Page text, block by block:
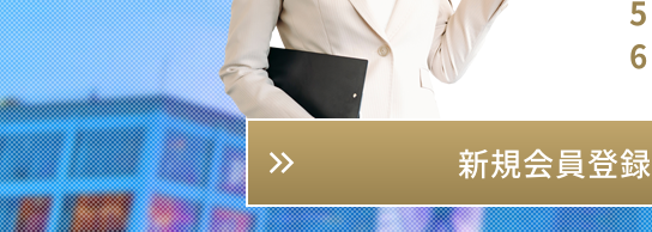
新規会員登録